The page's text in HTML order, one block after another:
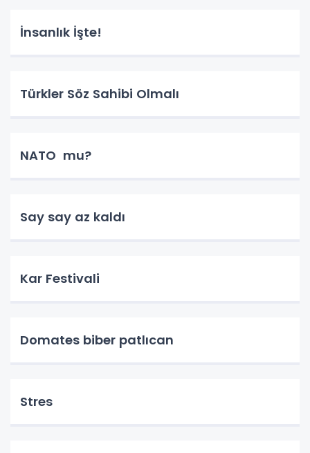
İnsanlık İşte!
Türkler Söz Sahibi Olmalı
NATO mu?
Say say az kaldı
Kar Festivali
Domates biber patlıcan
Stres